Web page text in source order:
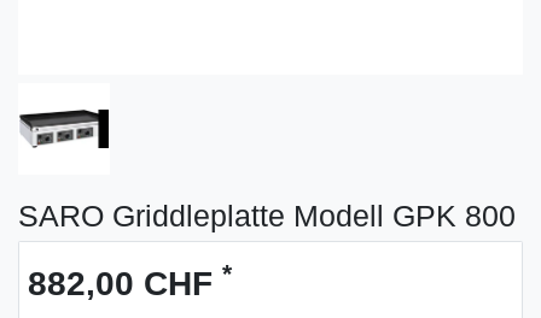
SARO Griddleplatte Modell GPK 800
882,00 CHF *